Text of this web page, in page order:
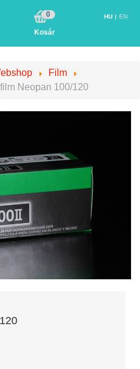
0
Kosár
HU EN
Film
Neopan 100/120